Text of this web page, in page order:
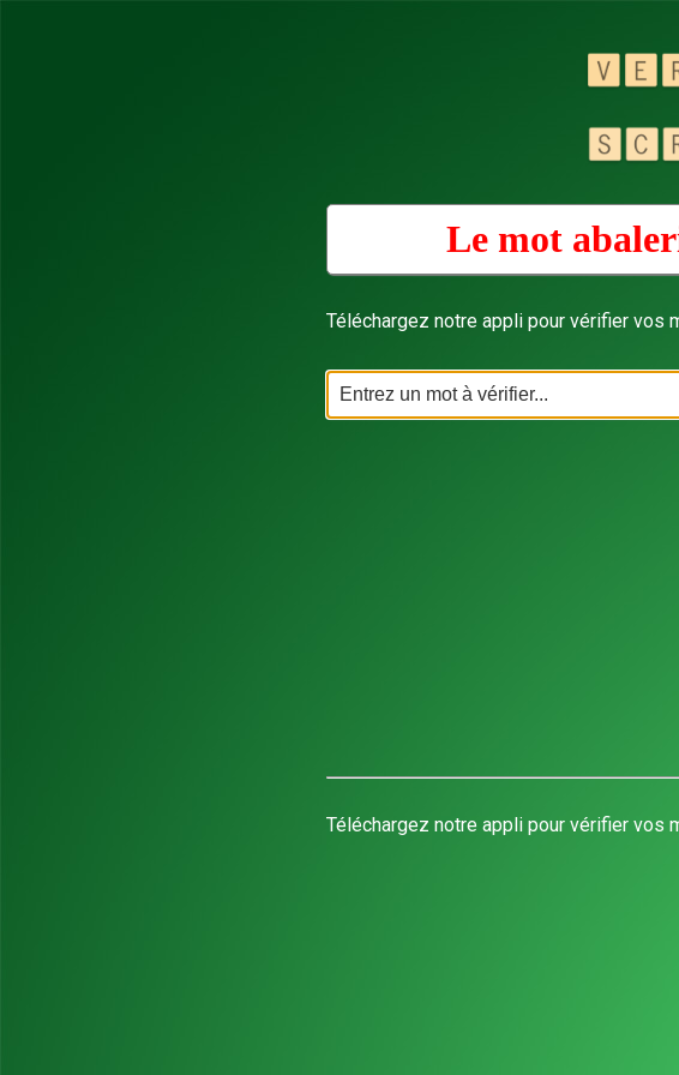
Le mot
Téléchargez notre appli pour vérifier vos
Téléchargez notre appli pour vérifier vos